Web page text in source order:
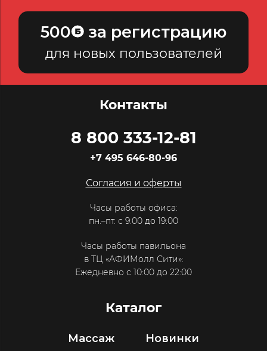
500 за регистрацию
для новых пользователей
Контакты
8 800 333-12-81
+7 495 646-80-96
Согласия и оферты
Часы работы офиса:
пн.–пт. с 9:00 до 19:00
Часы работы павильона
в ТЦ «АФИМолл Сити»:
Ежедневно с 10:00 до 22:00
Каталог
Массаж Новинки